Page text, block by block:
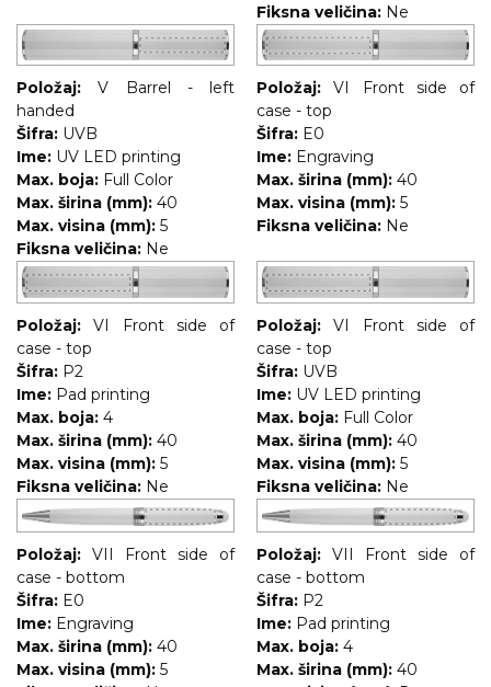
Fiksna veličina: Ne
Položaj:
V Barrel - left
handed
Šifra: UVB
Ime: UV LED printing
Max. boja: Full Color
Max. širina (mm): 40
Max. visina (mm): 5
Fiksna veličina: Ne
Položaj:
VI Front side of
case - top
Šifra: E0
Ime: Engraving
Max. širina (mm): 40
Max. visina (mm): 5
Fiksna veličina: Ne
Položaj:
VI Front side of
case - top
Šifra: P2
Ime: Pad printing
Max. boja: 4
Max. širina (mm): 40
Max. visina (mm): 5
Fiksna veličina: Ne
Položaj:
VI Front side of
case - top
Šifra: UVB
Ime: UV LED printing
Max. boja: Full Color
Max. širina (mm): 40
Max. visina (mm): 5
Fiksna veličina: Ne
Položaj: VII Front side of
case - bottom
Šifra: E0
Ime: Engraving
Max. širina (mm): 40
Max. visina (mm): 5
Položaj: VII Front side of
case - bottom
Šifra: P2
Ime: Pad printing
Max. boja: 4
Max. širina (mm): 40